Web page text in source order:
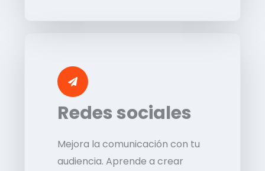
Redes sociales
Mejora la comunicación con tu
audiencia. Aprende a crear